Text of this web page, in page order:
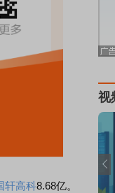
轩高科8.68亿。
视